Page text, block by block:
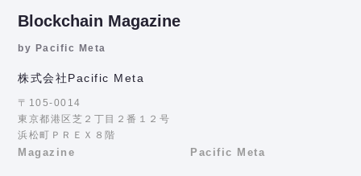
Blockchain Magazine
by Pacific Meta
株式会社Pacific Meta
〒105-0014
東京都港区芝２丁目２番１２号
浜松町ＰＲＥＸ８階
Magazine Pacific Meta